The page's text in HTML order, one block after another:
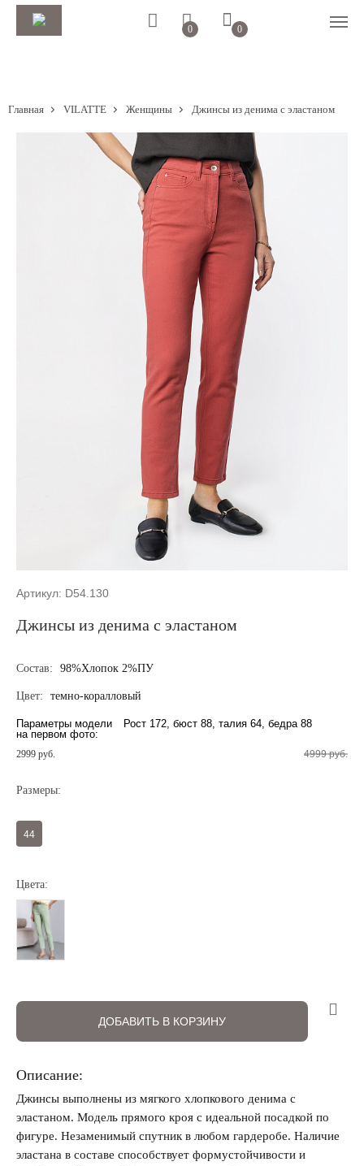
Запомнить меня на этом компьютере
Забыли свой пароль?
0 0
Главная VILATTE Женщины Джинсы из денима с эластаном
Артикул: D54.130
Джинсы из денима с эластаном
Состав: 98%Хлопок 2%ПУ
Цвет: темно-коралловый
Параметры модели
на первом фото:
Рост 172, бюст 88, талия 64, бедра 88
2999 руб. 4999 руб.
Размеры:
44
Цвета:
ДОБАВИТЬ В КОРЗИНУ
Описание:
Джинсы выполнены из мягкого хлопкового денима с
эластаном. Модель прямого кроя с идеальной посадкой по
фигуре. Незаменимый спутник в любом гардеробе. Наличие
эластана в составе способствует формустойчивости и